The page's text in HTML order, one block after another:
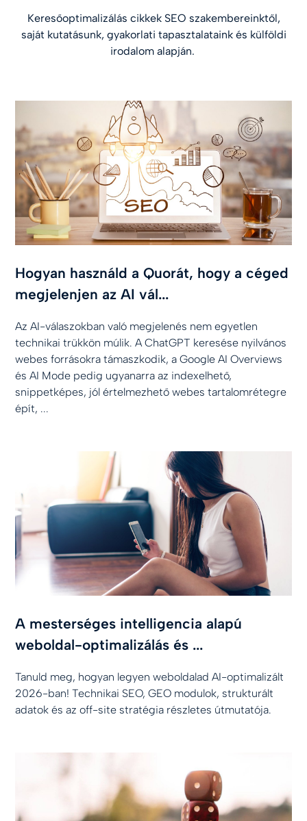
Keresőoptimalizálás cikkek SEO szakembereinktől,
saját kutatásunk, gyakorlati tapasztalataink és külföldi
irodalom alapján.
Hogyan használd a Quorát, hogy a céged
megjelenjen az AI vál...
Az AI-válaszokban való megjelenés nem egyetlen
technikai trükkön múlik. A ChatGPT keresése nyilvános
webes forrásokra támaszkodik, a Google AI Overviews
és AI Mode pedig ugyanarra az indexelhető,
snippetképes, jól értelmezhető webes tartalomrétegre
épít, ...
A mesterséges intelligencia alapú
weboldal-optimalizálás és ...
Tanuld meg, hogyan legyen weboldalad AI-optimalizált
2026-ban! Technikai SEO, GEO modulok, strukturált
adatok és az off-site stratégia részletes útmutatója.